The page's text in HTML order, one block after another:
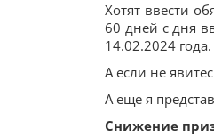
Хотят ввести
60 дней с дня
14.02.2024 года.
А если не
А еще я
Снижение